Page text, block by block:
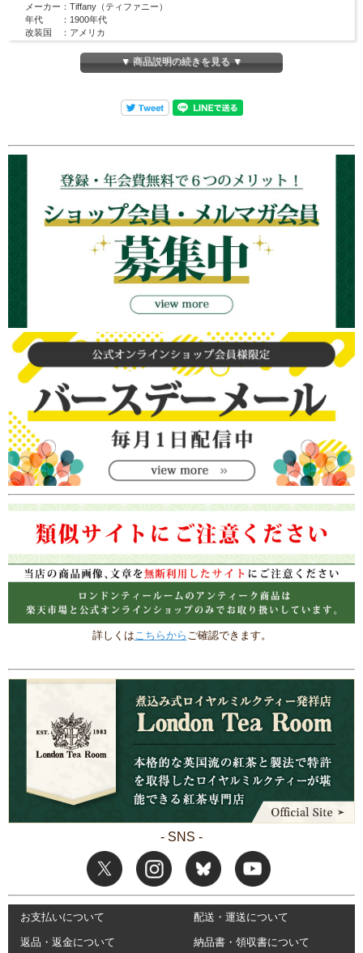
メーカー：Tiffany（ティファニー）
年代 ：1900年代
改装国 ：アメリカ
ティーポット ：幅約230mm×高さ約220mm
シュガーポット：幅約 65mm×高さ約 55mm
⇒他のTiffanyの商品も見る
ロンドンティールームで扱うアンティークは全て一点商品です。
商品は各オンラインショップ・実店舗と在庫を共有しているため、在庫有りと表示
ご注文のタイミングにより、売切れとなる
場合がございます。
その場合はメールにてご連絡致しますので、予めご理解・ご了承のほど宜しくお願
Tiffanyのアンティークについて
ロンドンティールームのTiffanyのアンティークシルバーウェアは
ニシャルが入っていない商品を取り扱っております。
Tiffanyのシルバーウェアは、贈答用として贈り先の方のイニシャルを彫刻すること
がたいへん流行しておりました。
現在市場に出回っているTiffanyのシルバーウェアは、ほとんどの商品の側面にイニ
シャルが入っており、贈り先のイニシャルが入っていないものは殆ど市場に出てい
ません。
ロンドンティールームはTiffanyがシルバーウェアを製造していた当時から、少しず
つシルバーウェアをコレクションしておりました。
そのため、現在ではなかなか手に入らないイニシャルなしの商品をお取り扱いして
おります。
▼ 商品説明の続きを見る ▼
詳しくはこちらから ご確認できます。
- SNS -
お支払いについて 配送・運送について
返品・返金について 納品書・領収書について